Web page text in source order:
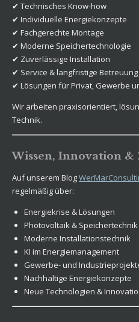
✔ Technisches Know-how
✔ Individuelle Energiekonzepte
✔ Fachgerechte Montage
✔ Moderne Speichertechnologie
✔ Zuverlässige Installation
✔ Service & langfristige Betreuung
✔ Lösungen für Privat, Gewerbe
Wir arbeiten praxisorientiert,
Technik.
Wissen, Innovation
Auf unserem Blog
regelmäßig über:
Energiekrise & Lösungen
Photovoltaik & Speichertechnik
Moderne Installationstechnik
KI im Energiemanagement
Gewerbe- und
Nachhaltige Energiekonzepte
Neue Technologien &